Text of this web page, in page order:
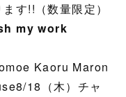
す!!（数量限定）
my work
Kaoru Maron
18（木）チャ